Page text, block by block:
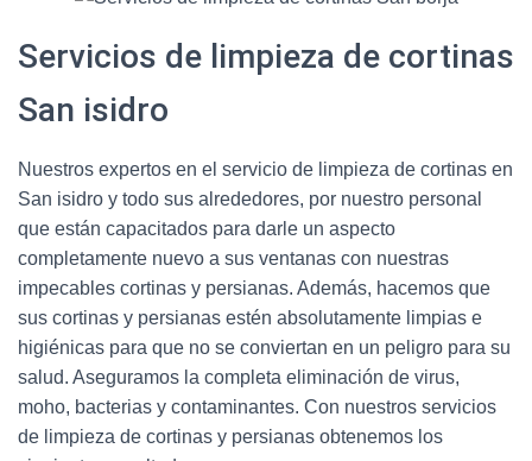
Servicios de limpieza de cortinas
San isidro
Nuestros expertos en el servicio de limpieza de cortinas en
San isidro y todo sus alrededores, por nuestro personal
que están capacitados para darle un aspecto
completamente nuevo a sus ventanas con nuestras
impecables cortinas y persianas. Además, hacemos que
sus cortinas y persianas estén absolutamente limpias e
higiénicas para que no se conviertan en un peligro para su
salud. Aseguramos la completa eliminación de virus,
moho, bacterias y contaminantes. Con nuestros servicios
de limpieza de cortinas y persianas obtenemos los